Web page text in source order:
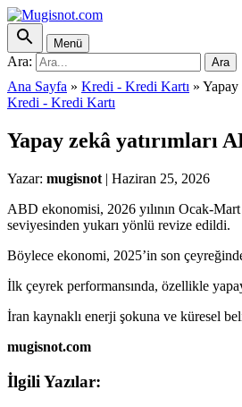
Menü
Ara: Ara
Ana Sayfa » Kredi - Kredi Kartı » Yapay
Kredi - Kredi Kartı
Yapay zekâ yatırımları
Yazar: mugisnot | Haziran 25, 2026
ABD ekonomisi, 2026 yılının Ocak-Mart
seviyesinden yukarı yönlü revize edildi.
Böylece ekonomi, 2025’in son
İlk çeyrek performansında, özellikle
İran kaynaklı enerji şokuna ve küresel
mugisnot.com
İlgili Yazılar: